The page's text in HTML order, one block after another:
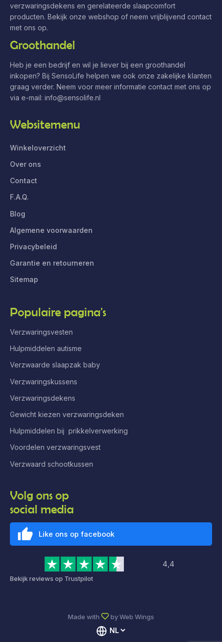
verzwaringsdekens en gerelateerde slaapcomfort
producten. Bekijk onze webshop of neem vrijblijvend contact
met ons op.
Groothandel
Heb je een bedrijf en wil je liever bij een groothandel
inkopen? Bij SensoLife helpen we ook onze zakelijke klanten
graag verder. Neem voor meer informatie contact met ons op
via e-mail: info@sensolife.nl
Websitemenu
Winkeloverzicht
Over ons
Contact
F.A.Q.
Blog
Algemene voorwaarden
Privacybeleid
Garantie en retourneren
Sitemap
Populaire pagina's
Verzwaringsvesten
Hulpmiddelen autisme
Verzwaarde slaapzak baby
Verzwaringskussens
Verzwaringsdekens
Gewicht kiezen verzwaringsdeken
Hulpmiddelen bij prikkelverwerking
Voordelen verzwaringsvest
Verzwaard schootkussen
Volg ons op
social media
Like ons op facebook
4,4
Bekijk reviews op Trustpilot
Made with byWeb Wings